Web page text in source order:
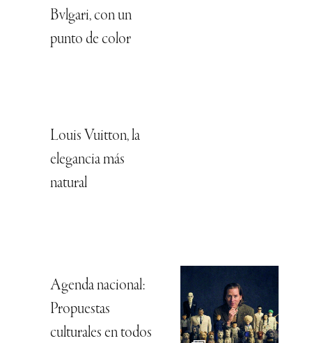
Bvlgari, con un
punto de color
Louis Vuitton, la
elegancia más
natural
Agenda nacional:
Propuestas
culturales en todos